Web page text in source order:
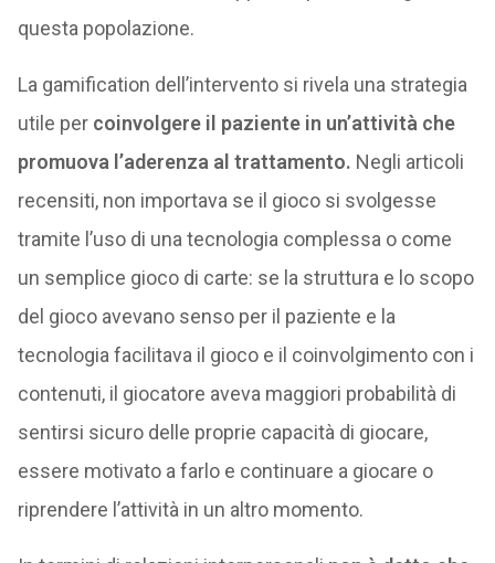
questa popolazione.
La gamification dell’intervento si rivela una strategia
utile per coinvolgere il paziente in un’attività che
promuova l’aderenza al trattamento. Negli articoli
recensiti, non importava se il gioco si svolgesse
tramite l’uso di una tecnologia complessa o come
un semplice gioco di carte: se la struttura e lo scopo
del gioco avevano senso per il paziente e la
tecnologia facilitava il gioco e il coinvolgimento con i
contenuti, il giocatore aveva maggiori probabilità di
sentirsi sicuro delle proprie capacità di giocare,
essere motivato a farlo e continuare a giocare o
riprendere l’attività in un altro momento.